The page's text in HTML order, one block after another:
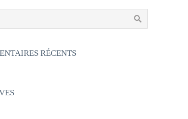
RÉCENTS